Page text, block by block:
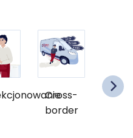
Cross-
border